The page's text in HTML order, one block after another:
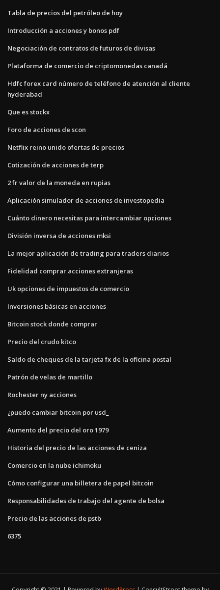
Tabla de precios del petróleo de hoy
Introducción a acciones y bonos pdf
Negociación de contratos de futuros de divisas
Plataforma de comercio de criptomonedas canadá
Hdfc forex card número de teléfono de atención al cliente
hyderabad
Que es stockx
Foro de acciones de scon
Netflix reino unido ofertas de precios
Cotización de acciones de terp
2 fr valor de la moneda en rupias
Aplicación simulador de acciones de investopedia
Cuánto dinero necesitas para intercambiar opciones
División inversa de acciones mksi
La mejor aplicación de trading para traders diarios
Fidelidad comprar acciones extranjeras
Uk opciones de impuestos de comercio
Inversiones básicas en acciones
Bitcoin stock donde comprar
Precio del crudo kitco
Saldo de cheques de la tarjeta fx de la oficina postal
Patrón de velas de martillo
Rochester ny acciones
¿puedo cambiar bitcoin por usd_
Aumento del precio del oro 1979
Historia del precio de las acciones de ceniza
Comercio en la nube ichimoku
Cómo configurar una billetera de papel bitcoin
Responsabilidades de trabajo del agente de bolsa
Precio de las acciones de pstb
6375